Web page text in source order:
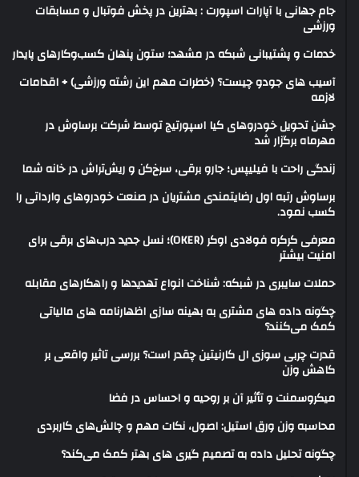
جام جهانی با آپارات اسپورت : بهترین در پخش فوتبال و مسابقات
ورزشی
خدمات و پشتیبانی شبکه در مشهد؛ ستون پنهان کسب‌وکارهای پایدار
آسیب های جودو چیست؟ (خطرات مهم این رشته ورزشی) + اقدامات
لازمه
جشن تحویل خودروهای کیا اسپورتیج توسط شرکت برساوش در
مهرماه برگزار شد
زندگی راحت با فیلیپس؛ جارو برقی، سرخ‌کن و ریش‌تراش در خانه شما
برساوش رتبه اول رضایتمندی مشتریان در صنعت خودروهای وارداتی را
کسب نمود.
معرفی کرکره فولادی اوکر (OKER)؛ نسل جدید درب‌های برقی برای
امنیت بیشتر
حملات سایبری در شبکه: شناخت انواع تهدیدها و راهکارهای مقابله
چگونه داده های مشتری به بهینه سازی اظهارنامه های مالیاتی
کمک می‌کنند؟
قدرت چربی سوزی ال کارنیتین چقدر است؟ بررسی تاثیر واقعی بر
کاهش وزن
میکروسمنت و تأثیر آن بر روحیه و احساس در فضا
محاسبه وزن ورق استیل: اصول، نکات مهم و چالش‌های کاربردی
چگونه تحلیل داده به تصمیم گیری های بهتر کمک می‌کند؟